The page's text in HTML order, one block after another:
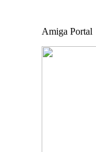
Amiga Portal